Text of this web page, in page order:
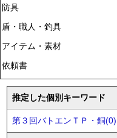
防具
盾・職人・釣具
アイテム・素材
依頼書
推定した個別キーワード
第３回バトエンＴＰ・銅(0)